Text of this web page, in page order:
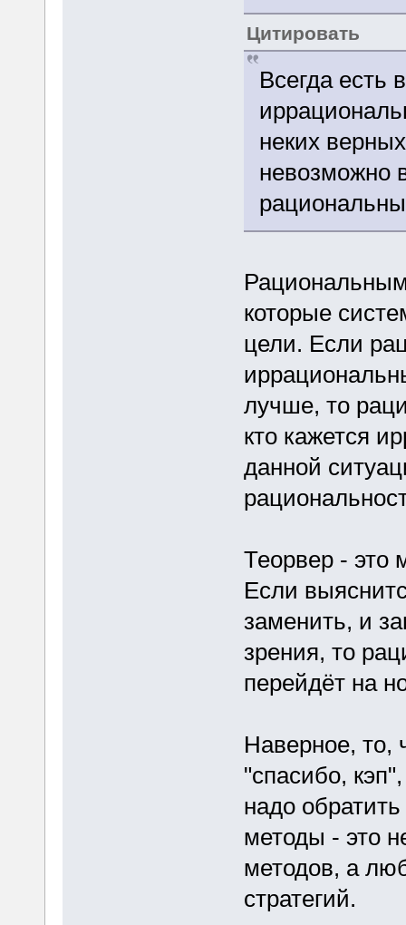
Цитировать
Всегда есть
неких
невозможно
которые
цели. Если
лучше, то
кто кажется
данной
Теорвер - это
Если
заменить, и
зрения, то
перейдёт на
Наверное, то,
"спасибо,
надо
методы - это
методов, а
стратегий.